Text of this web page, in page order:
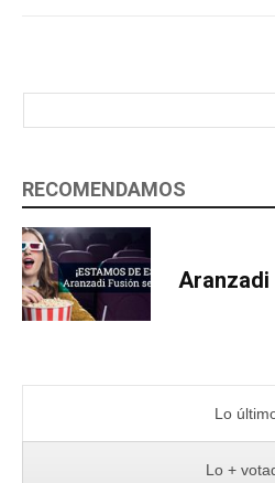
RECOMENDAMOS
Aranzadi
Lo
Lo +